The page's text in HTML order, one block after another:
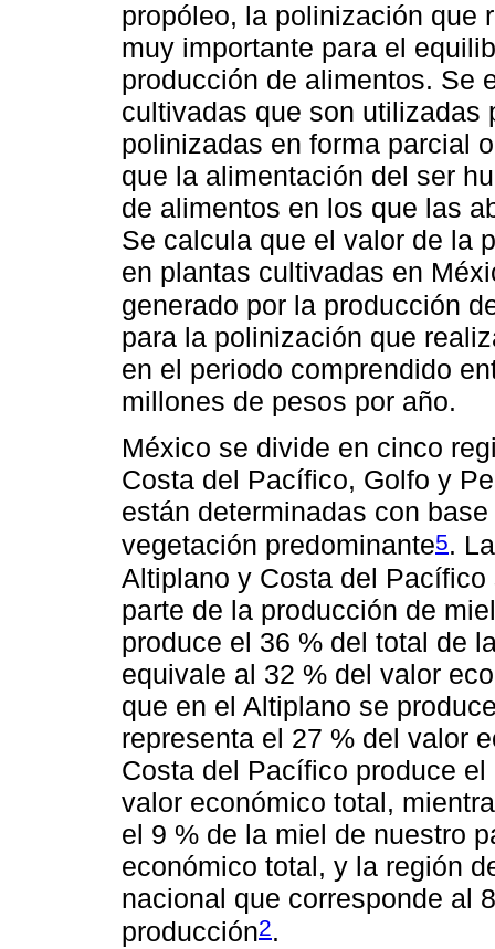
propóleo, la polinización que
muy importante para el
producción de alimentos. Se
cultivadas que son utilizadas
polinizadas en forma parcial
que la alimentación del ser
de alimentos en los que las
Se calcula que el valor de la
en plantas cultivadas en
generado por la producción
para la polinización que
en el periodo comprendido
millones de pesos por año.
México se divide en cinco
Costa del Pacífico, Golfo y
están determinadas con
vegetación predominante5.
Altiplano y Costa del
parte de la producción de
produce el 36 % del total de
equivale al 32 % del valor
que en el Altiplano se
representa el 27 % del valor
Costa del Pacífico produce
valor económico total,
el 9 % de la miel de nuestro
económico total, y la región
nacional que corresponde al
producción2.